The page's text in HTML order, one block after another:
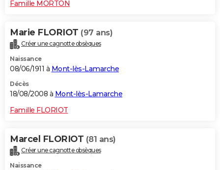
Famille MORTON
Marie FLORIOT (97 ans)
Créer une cagnotte obsèques
Naissance
08/06/1911 à Mont-lès-Lamarche
Décès
18/08/2008 à Mont-lès-Lamarche
Famille FLORIOT
Marcel FLORIOT (81 ans)
Créer une cagnotte obsèques
Naissance